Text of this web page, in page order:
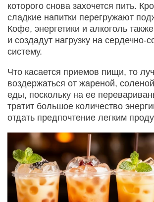
которого снова захочется пить.
сладкие напитки перегружают
Кофе, энергетики и алкоголь
и создадут нагрузку на сердечно-
систему.
Что касается приемов пищи, то
воздержаться от жареной,
еды, поскольку на ее
тратит большое количество
отдать предпочтение легким